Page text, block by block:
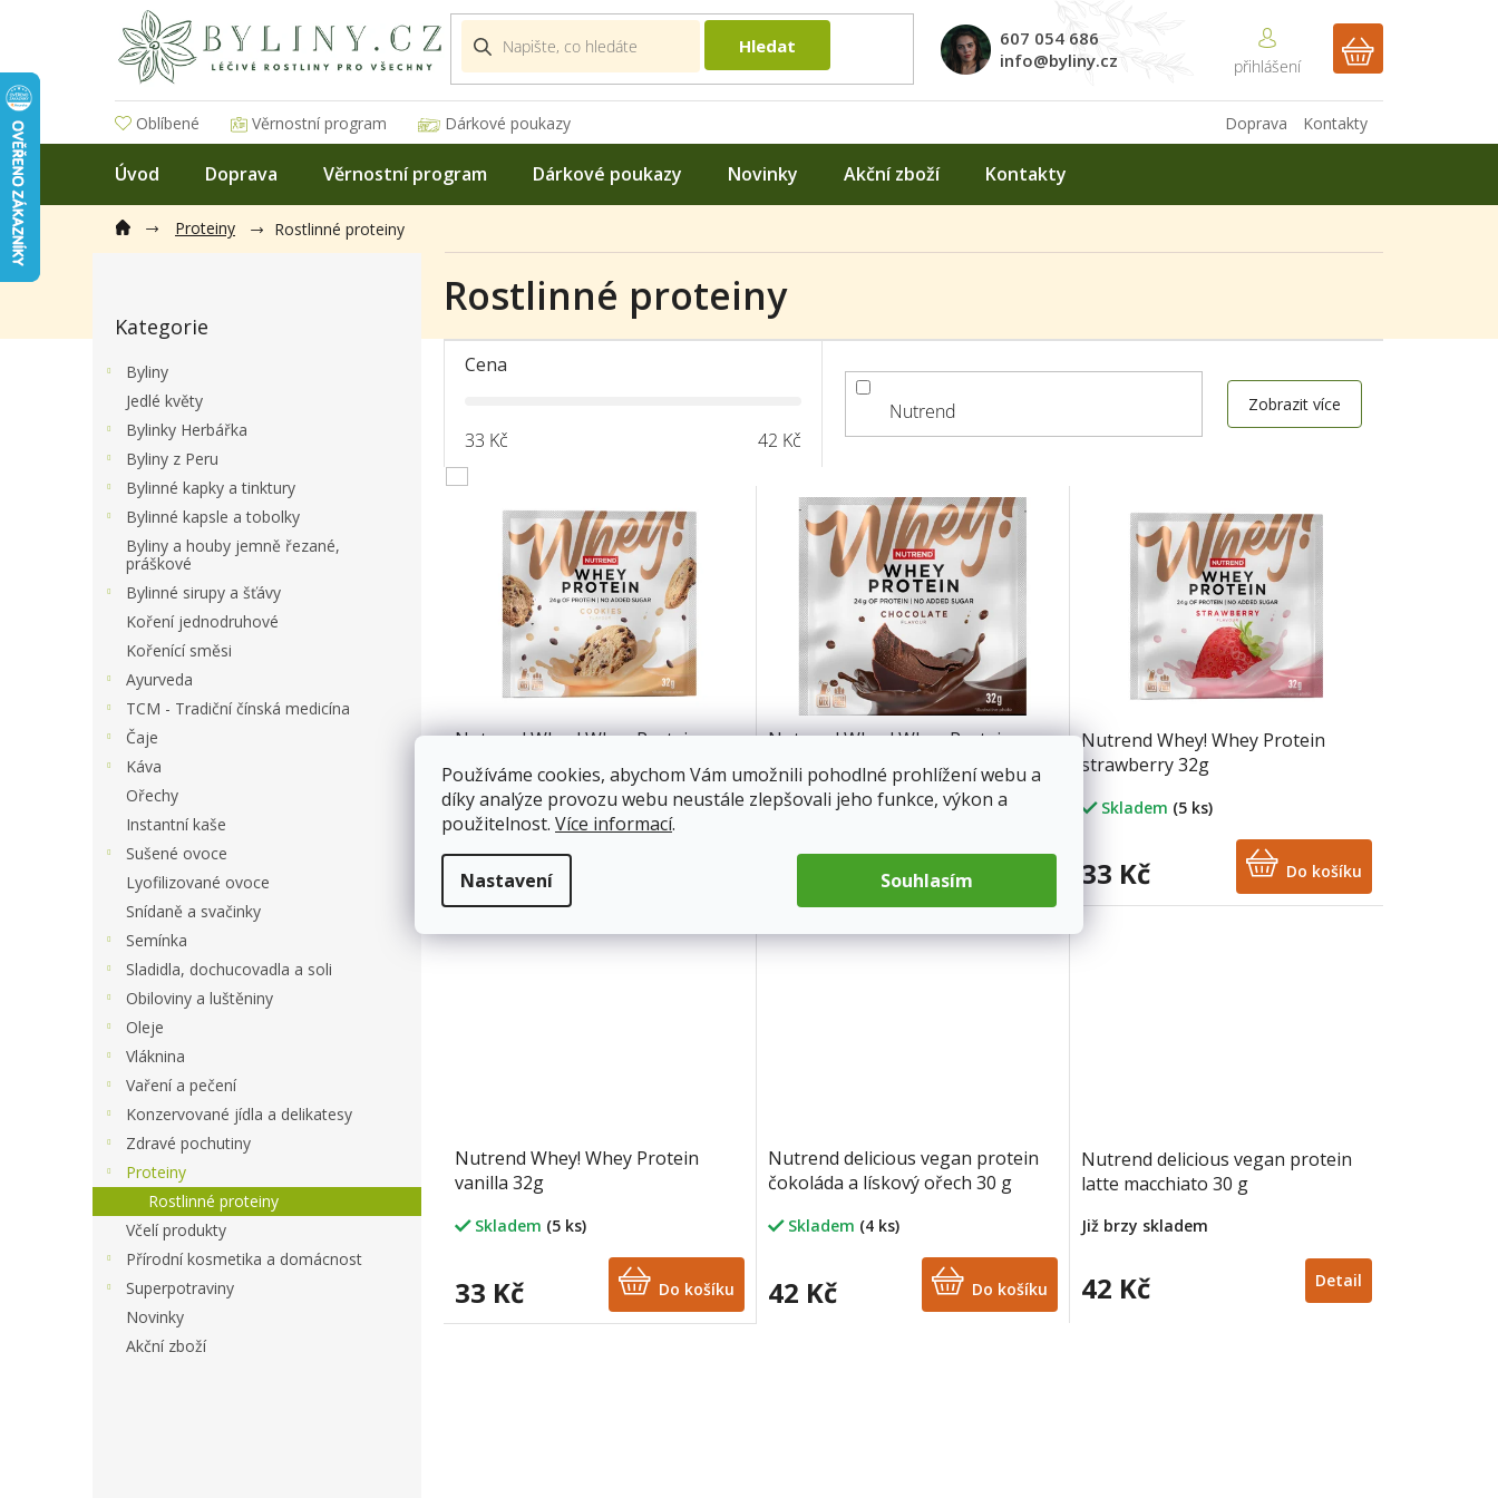
Používáme cookies, abychom Vám umožnili pohodlné prohlížení webu a
díky analýze provozu webu neustále zlepšovali jeho funkce, výkon a
použitelnost. Více informací.
Nastavení Souhlasím
Hledat
607 054 686
info@byliny.cz
NÁKUPNÍ
Oblíbené Věrnostní program Dárkové poukazy Kontakty
Doprava
Úvod Doprava Věrnostní program Dárkové poukazy Novinky Akční zboží Kontakty
Proteiny Rostlinné proteiny
t
kategorie
Kategorie
Byliny
Jedlé květy
Bylinky Herbářka
Byliny z Peru
Bylinné kapky a tinktury
Bylinné kapsle a tobolky
Byliny a houby jemně řezané,
práškové
Bylinné sirupy a šťávy
Koření jednodruhové
Kořenící směsi
Ayurveda
TCM - Tradiční čínská medicína
Čaje
Káva
Ořechy
Instantní kaše
Sušené ovoce
Lyofilizované ovoce
Snídaně a svačinky
Semínka
Sladidla, dochucovadla a soli
Obiloviny a luštěniny
Oleje
Vláknina
Vaření a pečení
Konzervované jídla a delikatesy
Zdravé pochutiny
Proteiny
Rostlinné proteiny
Včelí produkty
Přírodní kosmetika a domácnost
Superpotraviny
Novinky
Akční zboží
Rostlinné proteiny
Cena
33 Kč 42 Kč
Zobrazit více
Nutrend
u
k
t
ů
Nutrend Whey! Whey Protein
cookies 32g
Již brzy skladem
33 Kč
Nutrend Whey! Whey Protein
chocolate32g
Skladem(9 ks)
Nutrend Whey! Whey Protein
strawberry 32g
Skladem (5 ks)
33 Kč Do košíku
Nutrend Whey! Whey Protein
vanilla 32g
Skladem (5 ks)
33 Kč Do košíku
Nutrend delicious vegan protein
čokoláda a lískový ořech 30 g
Skladem (4 ks)
42 Kč Do košíku
Nutrend delicious vegan protein
latte macchiato 30 g
Již brzy skladem
42 Kč Detail